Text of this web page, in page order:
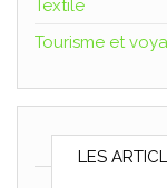
Textile
Tourisme et
LES